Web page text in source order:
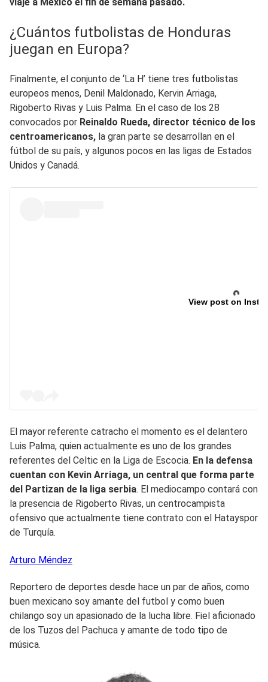
¿Cuántos futbolistas de Honduras
juegan en Europa?
Finalmente, el conjunto de ‘La H’ tiene tres futbolistas
europeos menos, Denil Maldonado, Kervin Arriaga,
Rigoberto Rivas y Luis Palma. En el caso de los 28
convocados por Reinaldo Rueda, director técnico de los
centroamericanos, la gran parte se desarrollan en el
fútbol de su país, y algunos pocos en las ligas de Estados
Unidos y Canadá.
View post on
El mayor referente catracho el momento es el delantero
Luis Palma, quien actualmente es uno de los grandes
referentes del Celtic en la Liga de Escocia. En la defensa
cuentan con Kevin Arriaga, un central que forma parte
del Partizan de la liga serbia. El mediocampo contará con
la presencia de Rigoberto Rivas, un centrocampista
ofensivo que actualmente tiene contrato con el Hatayspor
de Turquía.
Arturo Méndez
Reportero de deportes desde hace un par de años, como
buen mexicano soy amante del futbol y como buen
chilango soy un apasionado de la lucha libre. Fiel aficionado
de los Tuzos del Pachuca y amante de todo tipo de
música.